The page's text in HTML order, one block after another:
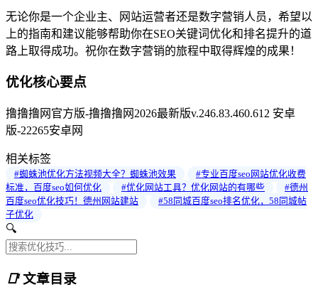
无论你是一个企业主、网站运营者还是数字营销人员，希望以
上的指南和建议能够帮助你在SEO关键词优化和排名提升的道
路上取得成功。祝你在数字营销的旅程中取得辉煌的成果！
优化核心要点
撸撸撸网官方版-撸撸撸网2026最新版v.246.83.460.612 安卓
版-22265安卓网
相关标签
#蜘蛛池优化方法视频大全？蜘蛛池效果
#专业百度seo网站优化收费
标准，百度seo如何优化
#优化网站工具？优化网站的有哪些
#德州
百度seo优化技巧！德州网站建站
#58同城百度seo排名优化，58同城帖
子优化
🔍
📑文章目录